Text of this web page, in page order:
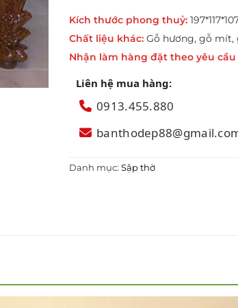
Kích thước phong thuỷ:
Chất liệu khác: Gỗ hương, gỗ mít,
Nhận làm hàng đặt theo yêu cầu
Liên hệ mua hàng:
0913.455.880
Danh mục: Sập thờ